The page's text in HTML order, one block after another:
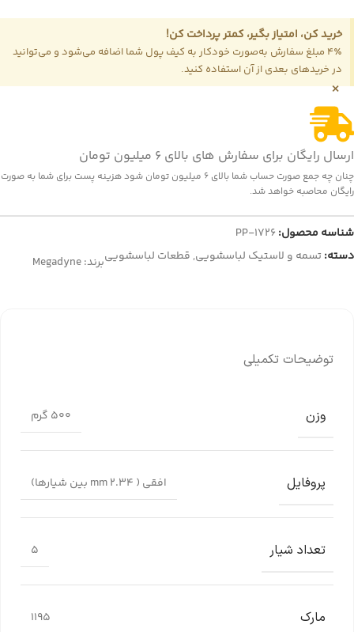
خرید کن، امتیاز بگیر، کمتر پرداخت کن!
4٪ مبلغ سفارش به‌صورت خودکار به کیف پول شما اضافه می‌شود و می‌توانید
در خریدهای بعدی از آن استفاده کنید.
×
ارسال رایگان برای سفارش های بالای 6 میلیون تومان
چنان چه جمع صورت حساب شما بالای 6 میلیون تومان شود هزینه پست برای شما به صورت
رایگان محاصبه خواهد شد.
شناسه محصول: PP-1726
دسته:تسمه و لاستیک لباسشویی, قطعات لباسشوییبرند:Megadyne
توضیحات تکمیلی
وزن 500 گرم
پروفایل افقی ( 2.34 mm بین شیارها)
تعداد شیار 5
مارک 1195